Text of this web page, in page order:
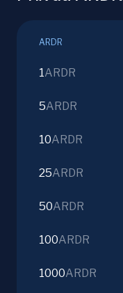
ARDR
1ARDR
5ARDR
10ARDR
25ARDR
50ARDR
100ARDR
1000ARDR